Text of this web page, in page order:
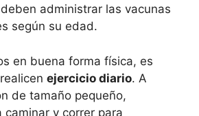
administrar las vacunas
según su edad.
en buena forma física, es
ejercicio diario. A
de tamaño pequeño,
caminar y correr para